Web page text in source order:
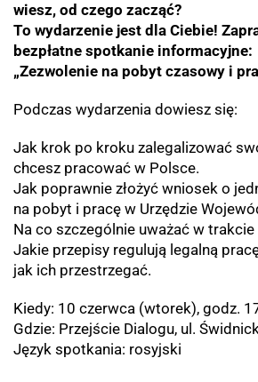
wiesz, od czego zacząć?
To wydarzenie jest dla Ciebie!
bezpłatne spotkanie informacyjne:
„Zezwolenie na pobyt czasowy i
Podczas wydarzenia dowiesz się:
Jak krok po kroku zalegalizować
chcesz pracować w Polsce.
Jak poprawnie złożyć wniosek o
na pobyt i pracę w Urzędzie
Na co szczególnie uważać w trakcie
Jakie przepisy regulują legalną
jak ich przestrzegać.
Kiedy: 10 czerwca (wtorek), godz.
Gdzie: Przejście Dialogu, ul.
Język spotkania: rosyjski